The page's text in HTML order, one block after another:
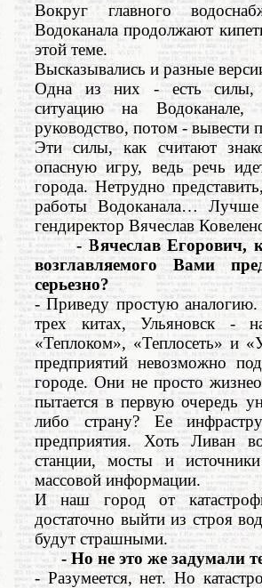
Вокруг главного
Водоканала продолжают
этой теме.
Высказывались и разные
Одна из них - есть силы,
ситуацию на Водоканале,
руководство, потом - вывести
Эти силы, как считают
опасную игру, ведь речь
города. Нетрудно
работы Водоканала… Лучше
гендиректор Вячеслав
- Вячеслав Егорович, к
возглавляемого Вами
серьезно?
- Приведу простую аналогию.
трех китах, Ульяновск -
«Теплоком», «Теплосеть» и
предприятий невозможно
городе. Они не просто
пытается в первую очередь
либо страну? Ее
предприятия. Хоть Ливан
станции, мосты и
массовой информации.
И наш город от
достаточно выйти из строя
будут страшными.
- Но не это же задумали
- Разумеется, нет. Но